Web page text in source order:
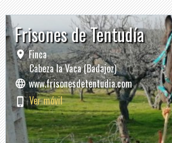
Frisones de Tentudía
Finca
Cabeza la Vaca (Badajoz)
www.frisonesdetentudia.com
Ver móvil